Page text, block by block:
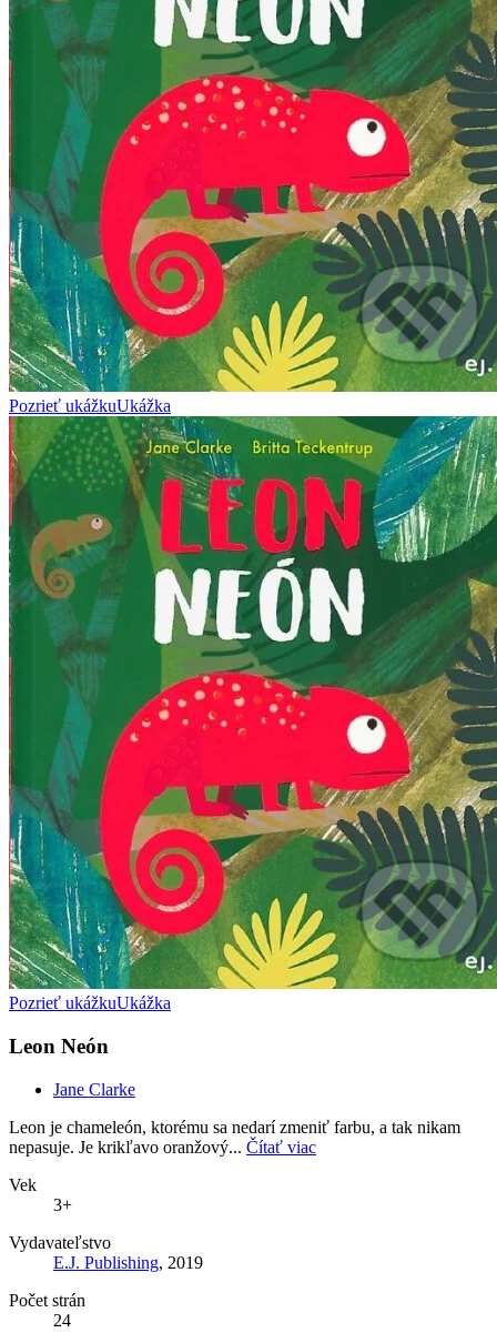
Pozrieť ukážkuUkážka
Pozrieť ukážkuUkážka
Leon Neón
Jane Clarke
Leon je chameleón, ktorému sa nedarí zmeniť farbu, a tak nikam
nepasuje. Je krikľavo oranžový... Čítať viac
Vek
3+
Vydavateľstvo
E.J. Publishing, 2019
Počet strán
24